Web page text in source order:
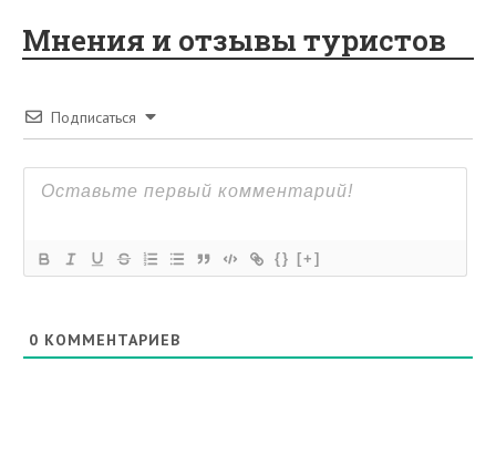
Мнения и отзывы туристов
Подписаться
{} [+]
0 КОММЕНТАРИЕВ